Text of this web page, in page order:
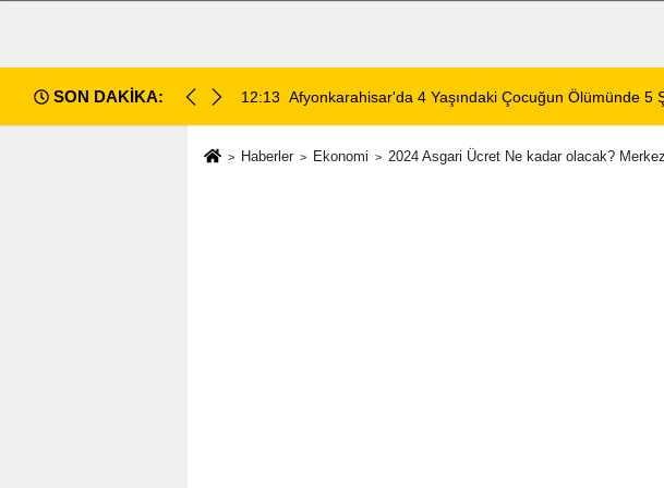
SON DAKİKA:
5 Şüpheli Gözaltına Alındı12:10 Afyon Cenaze İlanları: 6 Ağustos 2026 Perşembe
Haberler Ekonomi 2024 Asgari Ücret Ne kadar olacak?